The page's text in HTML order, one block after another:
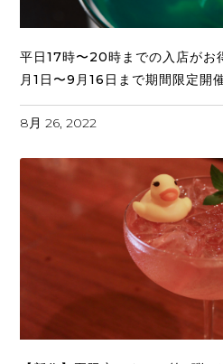
平日17時〜20時までの入店がお
月1日〜9月16日まで期間限定開
8月 26, 2022